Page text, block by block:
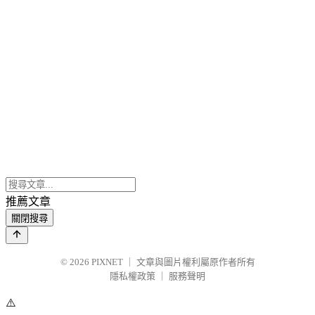
推薦文章
關閉搜尋
© 2026 PIXNET
文章與圖片權利屬原作者所有
隱私權政策
服務聲明
⚠️